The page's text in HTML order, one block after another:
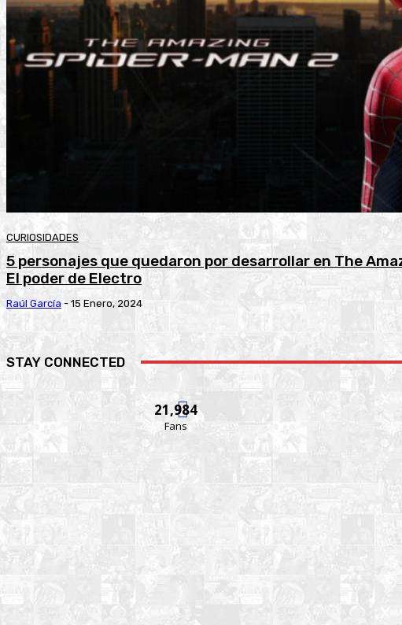
CURIOSIDADES
5 personajes que quedaron por desarrollar en The
El poder de Electro
Raúl García - 15 Enero, 2024
STAY CONNECTED
21,984
Fans